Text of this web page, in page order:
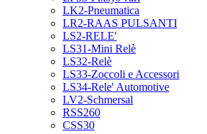
LK2-Pneumatica
LR2-RAAS PULSANTI
LS2-RELE'
LS31-Mini Relè
LS32-Relè
LS33-Zoccoli e Accessori
LS34-Rele' Automotive
LV2-Schmersal
RSS260
CSS30